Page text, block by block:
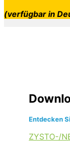
(verfügbar in
Entdecken
ZYSTO-/